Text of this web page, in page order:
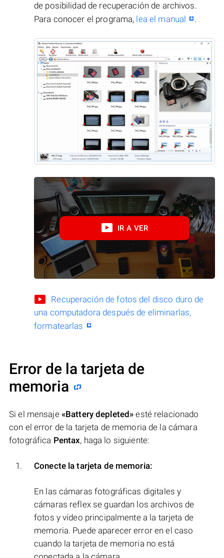
de posibilidad de recuperación de archivos.
Para conocer el programa, lea el manual .
IR A VER
Recuperación de fotos del disco duro de
una computadora después de eliminarlas,
formatearlas
Error de la tarjeta de
memoria
Si el mensaje «Battery depleted» esté relacionado
con el error de la tarjeta de memoria de la cámara
fotográfica Pentax, haga lo siguiente:
Conecte la tarjeta de memoria:
En las cámaras fotográficas digitales y
cámaras reflex se guardan los archivos de
fotos y vídeo principalmente a la tarjeta de
memoria. Puede aparecer error en el caso
cuando la tarjeta de memoria no está